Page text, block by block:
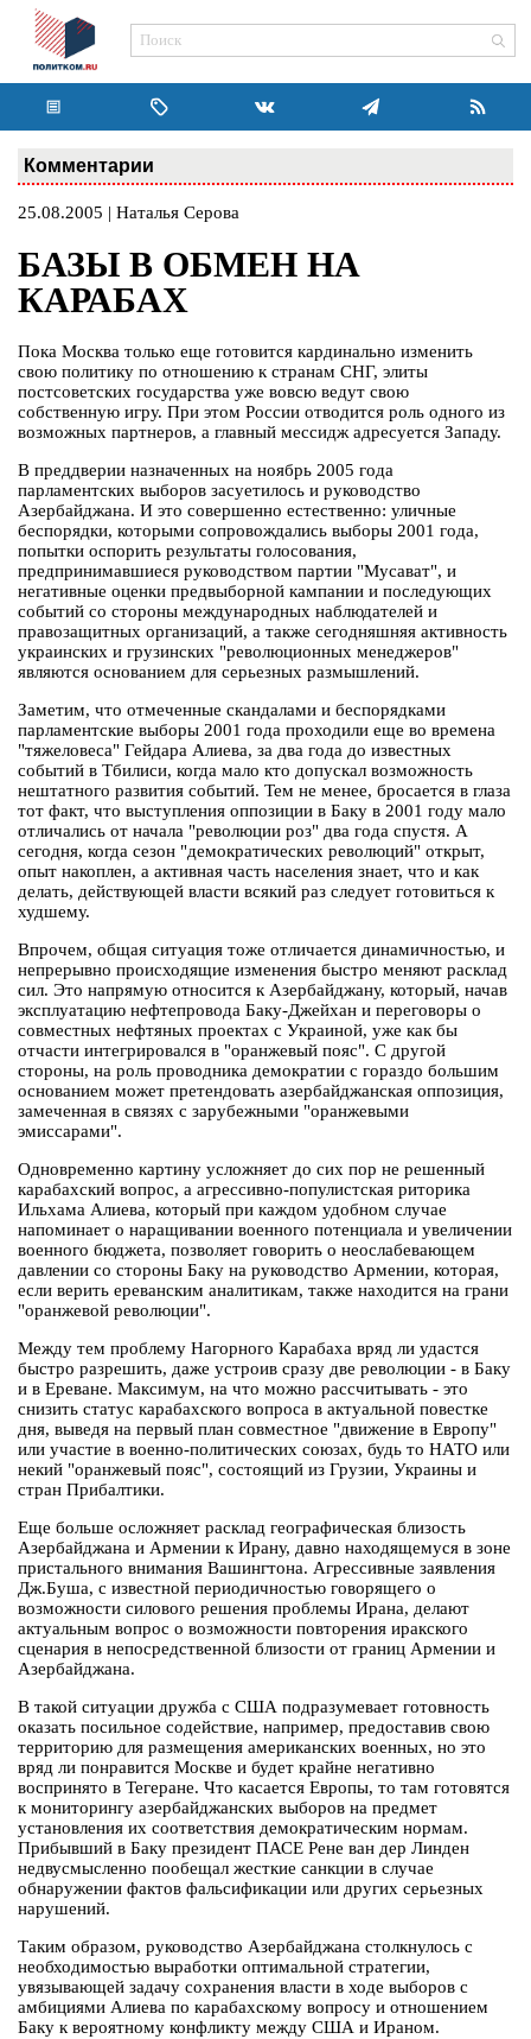
Комментарии
25.08.2005 | Наталья Серова
БАЗЫ В ОБМЕН НА
КАРАБАХ
Пока Москва только еще готовится кардинально изменить
свою политику по отношению к странам СНГ, элиты
постсоветских государства уже вовсю ведут свою
собственную игру. При этом России отводится роль одного из
возможных партнеров, а главный мессидж адресуется Западу.
В преддверии назначенных на ноябрь 2005 года
парламентских выборов засуетилось и руководство
Азербайджана. И это совершенно естественно: уличные
беспорядки, которыми сопровождались выборы 2001 года,
попытки оспорить результаты голосования,
предпринимавшиеся руководством партии "Мусават", и
негативные оценки предвыборной кампании и последующих
событий со стороны международных наблюдателей и
правозащитных организаций, а также сегодняшняя активность
украинских и грузинских "революционных менеджеров"
являются основанием для серьезных размышлений.
Заметим, что отмеченные скандалами и беспорядками
парламентские выборы 2001 года проходили еще во времена
"тяжеловеса" Гейдара Алиева, за два года до известных
событий в Тбилиси, когда мало кто допускал возможность
нештатного развития событий. Тем не менее, бросается в глаза
тот факт, что выступления оппозиции в Баку в 2001 году мало
отличались от начала "революции роз" два года спустя. А
сегодня, когда сезон "демократических революций" открыт,
опыт накоплен, а активная часть населения знает, что и как
делать, действующей власти всякий раз следует готовиться к
худшему.
Впрочем, общая ситуация тоже отличается динамичностью, и
непрерывно происходящие изменения быстро меняют расклад
сил. Это напрямую относится к Азербайджану, который, начав
эксплуатацию нефтепровода Баку-Джейхан и переговоры о
совместных нефтяных проектах с Украиной, уже как бы
отчасти интегрировался в "оранжевый пояс". С другой
стороны, на роль проводника демократии с гораздо большим
основанием может претендовать азербайджанская оппозиция,
замеченная в связях с зарубежными "оранжевыми
эмиссарами".
Одновременно картину усложняет до сих пор не решенный
карабахский вопрос, а агрессивно-популистская риторика
Ильхама Алиева, который при каждом удобном случае
напоминает о наращивании военного потенциала и увеличении
военного бюджета, позволяет говорить о неослабевающем
давлении со стороны Баку на руководство Армении, которая,
если верить ереванским аналитикам, также находится на грани
"оранжевой революции".
Между тем проблему Нагорного Карабаха вряд ли удастся
быстро разрешить, даже устроив сразу две революции - в Баку
и в Ереване. Максимум, на что можно рассчитывать - это
снизить статус карабахского вопроса в актуальной повестке
дня, выведя на первый план совместное "движение в Европу"
или участие в военно-политических союзах, будь то НАТО или
некий "оранжевый пояс", состоящий из Грузии, Украины и
стран Прибалтики.
Еще больше осложняет расклад географическая близость
Азербайджана и Армении к Ирану, давно находящемуся в зоне
пристального внимания Вашингтона. Агрессивные заявления
Дж.Буша, с известной периодичностью говорящего о
возможности силового решения проблемы Ирана, делают
актуальным вопрос о возможности повторения иракского
сценария в непосредственной близости от границ Армении и
Азербайджана.
В такой ситуации дружба с США подразумевает готовность
оказать посильное содействие, например, предоставив свою
территорию для размещения американских военных, но это
вряд ли понравится Москве и будет крайне негативно
воспринято в Тегеране. Что касается Европы, то там готовятся
к мониторингу азербайджанских выборов на предмет
установления их соответствия демократическим нормам.
Прибывший в Баку президент ПАСЕ Рене ван дер Линден
недвусмысленно пообещал жесткие санкции в случае
обнаружении фактов фальсификации или других серьезных
нарушений.
Таким образом, руководство Азербайджана столкнулось с
необходимостью выработки оптимальной стратегии,
увязывающей задачу сохранения власти в ходе выборов с
амбициями Алиева по карабахскому вопросу и отношением
Баку к вероятному конфликту между США и Ираном.